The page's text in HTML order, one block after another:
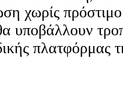
χωρίς
υποβάλλουν
πλατφόρμας